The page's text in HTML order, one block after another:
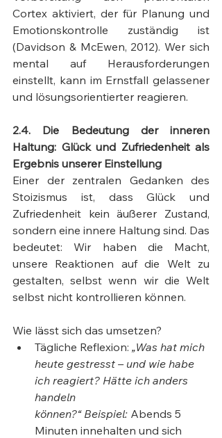
Cortex aktiviert, der für Planung und
Emotionskontrolle zuständig ist
(Davidson & McEwen, 2012). Wer sich
mental auf Herausforderungen
einstellt, kann im Ernstfall gelassener
und lösungsorientierter reagieren.
2.4. Die Bedeutung der inneren
Haltung: Glück und Zufriedenheit als
Ergebnis unserer Einstellung
Einer der zentralen Gedanken des
Stoizismus ist, dass Glück und
Zufriedenheit kein äußerer Zustand,
sondern eine innere Haltung sind. Das
bedeutet: Wir haben die Macht,
unsere Reaktionen auf die Welt zu
gestalten, selbst wenn wir die Welt
selbst nicht kontrollieren können.
Wie lässt sich das umsetzen?
Tägliche Reflexion: „Was hat mich
heute gestresst – und wie habe
ich reagiert? Hätte ich anders
handeln
können?“ Beispiel: Abends 5
Minuten innehalten und sich